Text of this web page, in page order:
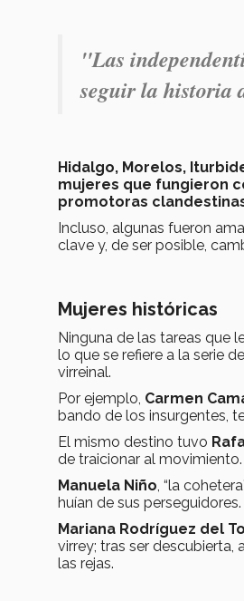
"Las
seguir la historia
Hidalgo, Morelos,
mujeres que fungieron
promotoras
Incluso, algunas fueron
clave y, de ser posible,
Mujeres históricas
Ninguna de las tareas que
lo que se refiere a la serie
virreinal.
Por ejemplo, Carmen
bando de los insurgentes,
El mismo destino tuvo
de traicionar al movimiento.
Manuela Niño , “la
huían de sus perseguidores.
Mariana Rodríguez del
virrey; tras ser descubierta,
las rejas.